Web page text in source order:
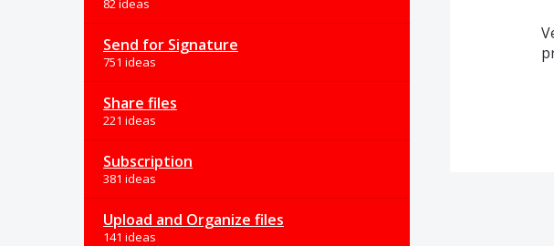
82 ideas
Send for Signature
751 ideas
Share files
221 ideas
Subscription
381 ideas
Upload and Organize files
141 ideas